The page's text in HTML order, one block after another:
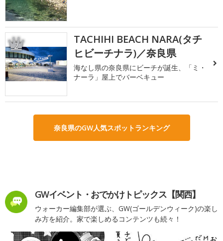
2
TACHIHI BEACH NARA(タチ
ヒビーチナラ)／奈良県
海なし県の奈良県にビーチが誕生、「ミ・
ナーラ」屋上でバーベキュー
奈良県のGW人気スポットランキング
GWイベント・おでかけトピックス【関西】
ウォーカー編集部が選ぶ、GW(ゴールデンウィーク)の楽し
み方を紹介。家で楽しめるコンテンツも続々！